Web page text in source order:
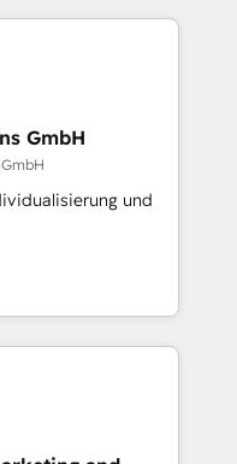
– ready to
full value of your
implement a
a partner who
GmbH
und
Entwicklung
von komplexen
sind die
und HubSpot-Fans.
und